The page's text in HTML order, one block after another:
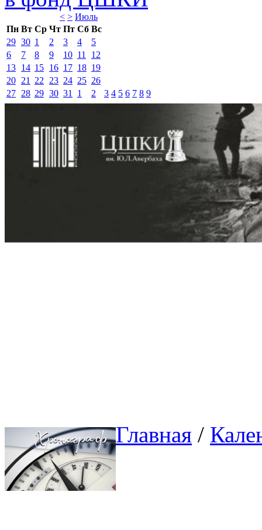
< > Июль
Пн Вт Ср Чт Пт Сб Вс
29 30 1 2 3 4
5
6
7 8 9 10 11
12
13 14 15 16 17 18 19
20 21 22 23 24 25 26
27 28 29 30 31 1 2 3 4 5 6 7 8 9
Главная /